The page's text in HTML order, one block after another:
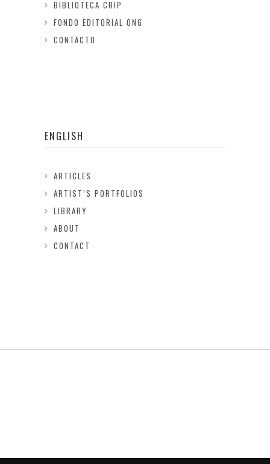
BIBLIOTECA CRIP
FONDO EDITORIAL ONG
CONTACTO
ENGLISH
ARTICLES
ARTIST’S PORTFOLIOS
LIBRARY
ABOUT
CONTACT